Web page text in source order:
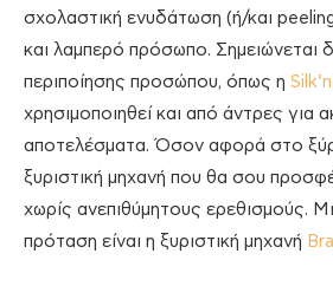
σχολαστική ενυδάτωση (ή/και
και λαμπερό πρόσωπο. Σημειώνεται
περιποίησης προσώπου, όπως η
χρησιμοποιηθεί και από άντρες για
αποτελέσματα. Όσον αφορά στο
ξυριστική μηχανή που θα σου
χωρίς ανεπιθύμητους ερεθισμούς.
πρόταση είναι η ξυριστική μηχανή